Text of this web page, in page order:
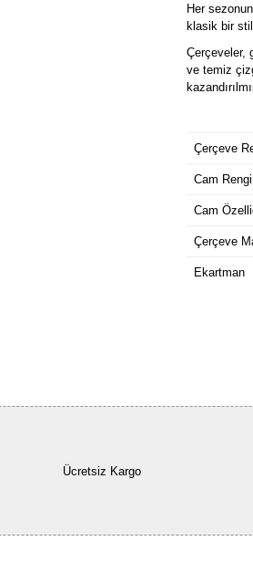
Her
klasik bir
Çerçeveler,
ve temiz
Çerçeve
Cam Rengi
Cam
Çerçeve
Ekartman
Ücretsiz Kargo